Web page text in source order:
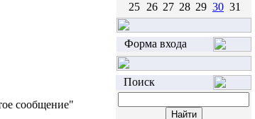
сообщение"
25 26 27 28 29 30 31
Форма входа
Поиск